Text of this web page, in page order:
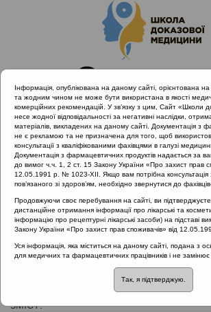
Головна
Нормативні документи
Неврологічні захворювання
Рубрика:
Неврологічні захворювання
Назва:
Протокол надання медичної допомоги
сенсоневральною приглухуватістю
ЗМІСТ:
Інформація, опублікована на даному сайті, орієнтована
та жодним чином не може бути використана в якості
комерційних рекомендацій. У зв’язку з цим, Сайт «Школи
несе жодної відповідальності за негативні наслідки,
матеріалів, викладених на даному сайті. Документація з
не є рекламою та не призначена для того, щоб
консультації з кваліфікованими фахівцями в галузі
Документація з фармацевтичних продуктів надається за
до вимог ч.ч. 1, 2 ст. 15 Закону України «Про захист прав
12.05.1991 р. № 1023-XII. Якщо вам потрібна консультація
пов’язаного зі здоров’ям, необхідно звернутися до
Продовжуючи своє перебування на сайті, ви
дистанційне отримання інформації про лікарські та
інформацію про рецептурні лікарські засоби) на підставі
Закону України «Про захист прав споживачів» від
Уся інформація, яка міститься на даному сайті, подана з
для медичних та фармацевтичних працівників і не замінює
Так, я підтверджую.